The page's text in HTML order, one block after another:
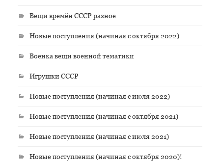
Вещи времён СССР разное
Новые поступления (начиная с октября 2022)
Военка вещи военной тематики
Игрушки СССР
Новые поступления (начиная с июля 2022)
Новые поступления (начиная с октября 2021)
Новые поступления (начиная с июля 2021)
Новые поступления (начиная с октября 2020)!